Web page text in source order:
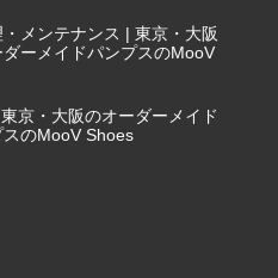
・メンテナンス | 東京・大阪
ーメイドパンプスのMooV
京・大阪のオーダーメイド
のMooV Shoes